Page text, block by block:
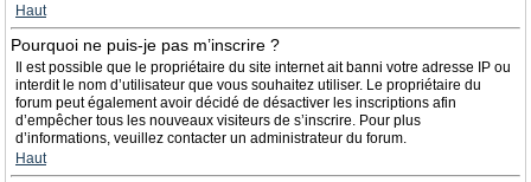
Haut
Pourquoi ne puis-je pas m’inscrire ?
Il est possible que le propriétaire du site internet ait banni votre adresse IP ou
interdit le nom d’utilisateur que vous souhaitez utiliser. Le propriétaire du
forum peut également avoir décidé de désactiver les inscriptions afin
d’empêcher tous les nouveaux visiteurs de s’inscrire. Pour plus
d’informations, veuillez contacter un administrateur du forum.
Haut